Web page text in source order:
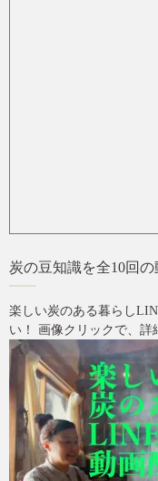
炭の豆知識を全10回
楽しい炭のある暮らし
い！ 画像クリックで、詳